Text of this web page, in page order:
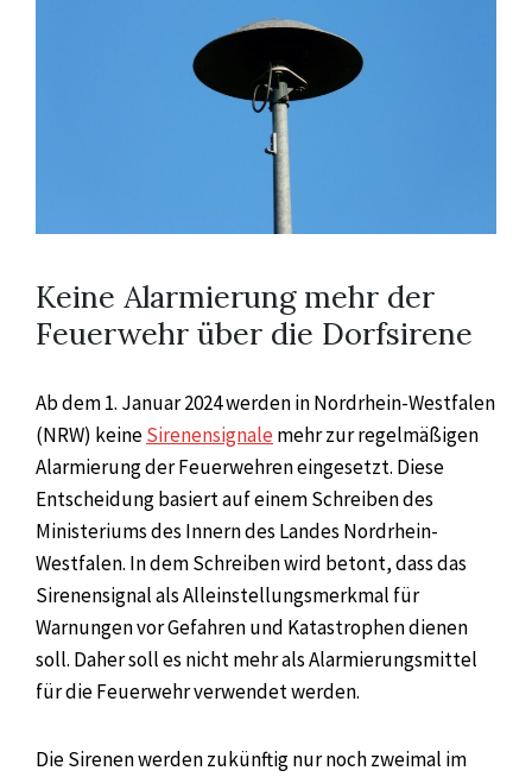
Keine Alarmierung mehr der
Feuerwehr über die Dorfsirene
Ab dem 1. Januar 2024 werden in Nordrhein-Westfalen
(NRW) keineSirenensignalemehr zur regelmäßigen
Alarmierung der Feuerwehren eingesetzt. Diese
Entscheidung basiert auf einem Schreiben des
Ministeriums des Innern des Landes Nordrhein-
Westfalen. In dem Schreiben wird betont, dass das
Sirenensignal als Alleinstellungsmerkmal für
Warnungen vor Gefahren und Katastrophen dienen
soll. Daher soll es nicht mehr als Alarmierungsmittel
für die Feuerwehr verwendet werden.
Die Sirenen werden zukünftig nur noch zweimal im